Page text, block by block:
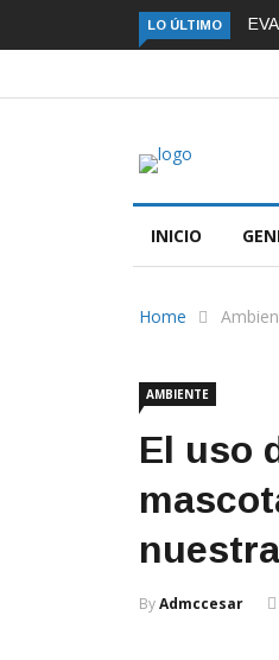
LO ÚLTIMO
el talento femenino del vallenato
INICIO
Home
AMBIENTE
El uso
ByAdmccesar